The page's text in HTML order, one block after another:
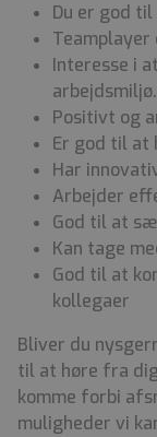
Du er god
Interesse i
arbejdsmiljø.
Positivt og
Er god til at
Har
Arbejder
God til at
Kan tage
God til at
kollegaer
Bliver du
til at høre fra
komme forbi
muligheder vi